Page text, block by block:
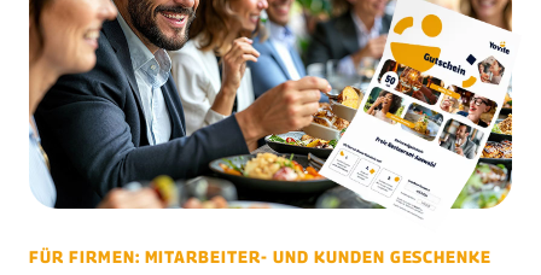
FÜR FIRMEN: MITARBEITER- UND KUNDEN GESCHENKE